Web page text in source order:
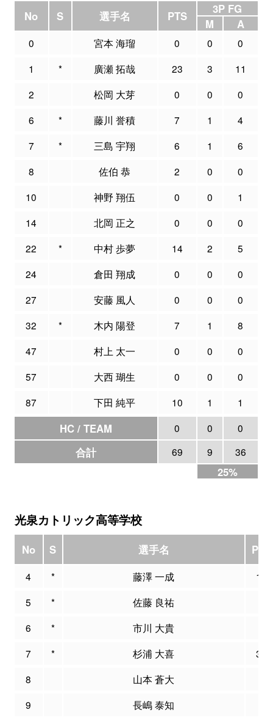
No S 選手名 PTS
3P FG
M
A
0 宮本 海瑠 0 0
0
1
* 廣瀬 拓哉 23 3
11
2
松岡 大芽 0 0
0
6
* 藤川 誉積 7 1
4
7
* 三島 宇翔 6 1
6
8
佐伯 恭 2 0
0
10
神野 翔伍 0 0
1
14
北岡 正之 0 0
0
22
* 中村 歩夢 14 2
5
24
倉田 翔成 0 0
0
27
安藤 風人 0 0
0
32
* 木内 陽登 7 1
8
47
村上 太一 0 0
0
57
大西 瑚生 0 0
0
87
下田 純平 10 1 1
HC / TEAM 0 0 0
合計 69 9 36
25%
光泉カトリック高等学校
No S 選手名 PTS
4 * 藤澤 一成
13
5
* 佐藤 良祐
6
* 市川 大貴
7
* 杉浦 大喜
30
8
山本 蒼大
9
長嶋 泰知